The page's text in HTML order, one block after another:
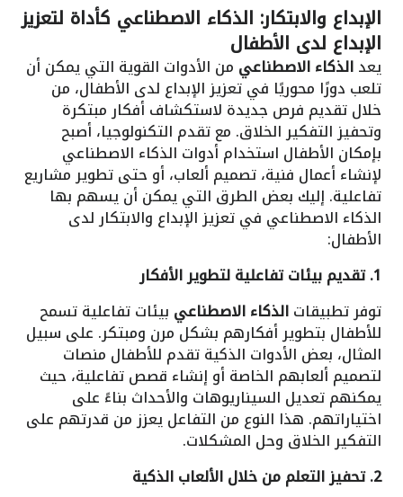
الإبداع والابتكار: الذكاء الاصطناعي كأداة لتعزيز
الإبداع لدى الأطفال
يعدالذكاء الاصطناعي من الأدوات القوية التي يمكن أن
تلعب دورًا محوريًا في تعزيز الإبداع لدى الأطفال، من
خلال تقديم فرص جديدة لاستكشاف أفكار مبتكرة
وتحفيز التفكير الخلاق. مع تقدم التكنولوجيا، أصبح
بإمكان الأطفال استخدام أدوات الذكاء الاصطناعي
لإنشاء أعمال فنية، تصميم ألعاب، أو حتى تطوير مشاريع
تفاعلية. إليك بعض الطرق التي يمكن أن يسهم بها
الذكاء الاصطناعي في تعزيز الإبداع والابتكار لدى
الأطفال:
1. تقديم بيئات تفاعلية لتطوير الأفكار
توفر تطبيقاتالذكاء الاصطناعي بيئات تفاعلية تسمح
للأطفال بتطوير أفكارهم بشكل مرن ومبتكر. على سبيل
المثال، بعض الأدوات الذكية تقدم للأطفال منصات
لتصميم ألعابهم الخاصة أو إنشاء قصص تفاعلية، حيث
يمكنهم تعديل السيناريوهات والأحداث بناءً على
اختياراتهم. هذا النوع من التفاعل يعزز من قدرتهم على
التفكير الخلاق وحل المشكلات.
2. تحفيز التعلم من خلال الألعاب الذكية